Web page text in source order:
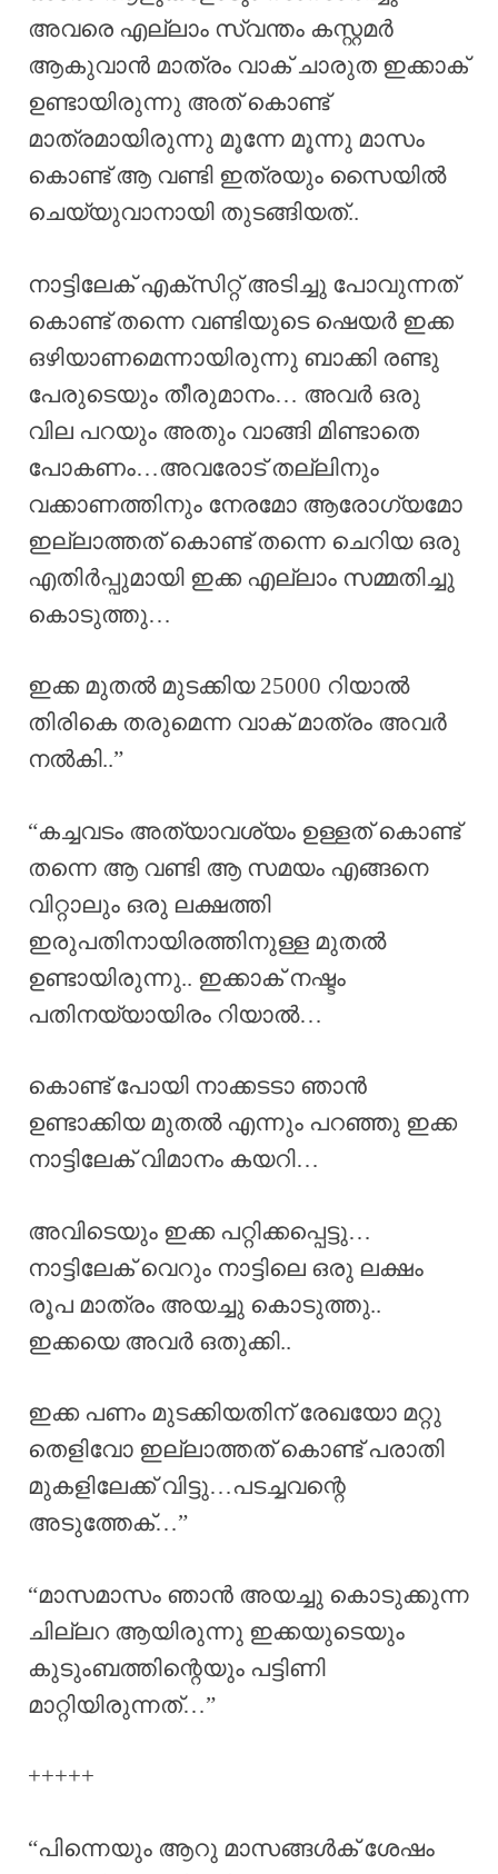
അവരെ എല്ലാം സ്വന്തം കസ്റ്റമർ
ആകുവാൻ മാത്രം വാക് ചാരുത ഇക്കാക്
ഉണ്ടായിരുന്നു അത് കൊണ്ട്
മാത്രമായിരുന്നു മൂന്നേ മൂന്നു മാസം
കൊണ്ട് ആ വണ്ടി ഇത്രയും സൈയിൽ
ചെയ്യുവാനായി തുടങ്ങിയത്..
നാട്ടിലേക് എക്സിറ്റ് അടിച്ചു പോവുന്നത്
കൊണ്ട് തന്നെ വണ്ടിയുടെ ഷെയർ ഇക്ക
ഒഴിയാണമെന്നായിരുന്നു ബാക്കി രണ്ടു
പേരുടെയും തീരുമാനം… അവർ ഒരു
വില പറയും അതും വാങ്ങി മിണ്ടാതെ
പോകണം…അവരോട് തല്ലിനും
വക്കാണത്തിനും നേരമോ ആരോഗ്യമോ
ഇല്ലാത്തത് കൊണ്ട് തന്നെ ചെറിയ ഒരു
എതിർപ്പുമായി ഇക്ക എല്ലാം സമ്മതിച്ചു
കൊടുത്തു…
ഇക്ക മുതൽ മുടക്കിയ 25000 റിയാൽ
തിരികെ തരുമെന്ന വാക് മാത്രം അവർ
നൽകി..”
“കച്ചവടം അത്യാവശ്യം ഉള്ളത് കൊണ്ട്
തന്നെ ആ വണ്ടി ആ സമയം എങ്ങനെ
വിറ്റാലും ഒരു ലക്ഷത്തി
ഇരുപതിനായിരത്തിനുള്ള മുതൽ
ഉണ്ടായിരുന്നു.. ഇക്കാക് നഷ്ടം
പതിനയ്യായിരം റിയാൽ…
കൊണ്ട് പോയി നാക്കടടാ ഞാൻ
ഉണ്ടാക്കിയ മുതൽ എന്നും പറഞ്ഞു ഇക്ക
നാട്ടിലേക് വിമാനം കയറി…
അവിടെയും ഇക്ക പറ്റിക്കപ്പെട്ടു…
നാട്ടിലേക് വെറും നാട്ടിലെ ഒരു ലക്ഷം
രൂപ മാത്രം അയച്ചു കൊടുത്തു..
ഇക്കയെ അവർ ഒതുക്കി..
ഇക്ക പണം മുടക്കിയതിന് രേഖയോ മറ്റു
തെളിവോ ഇല്ലാത്തത് കൊണ്ട് പരാതി
മുകളിലേക്ക് വിട്ടു…പടച്ചവന്റെ
അടുത്തേക്…”
“മാസമാസം ഞാൻ അയച്ചു കൊടുക്കുന്ന
ചില്ലറ ആയിരുന്നു ഇക്കയുടെയും
കുടുംബത്തിന്റെയും പട്ടിണി
മാറ്റിയിരുന്നത്…”
+++++
“പിന്നെയും ആറു മാസങ്ങൾക് ശേഷം